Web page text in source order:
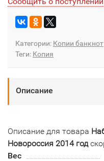
Категории: Копии банкнот
Теги: Копия
Описание
Описание для товара
Новороссия 2014 год
Вес